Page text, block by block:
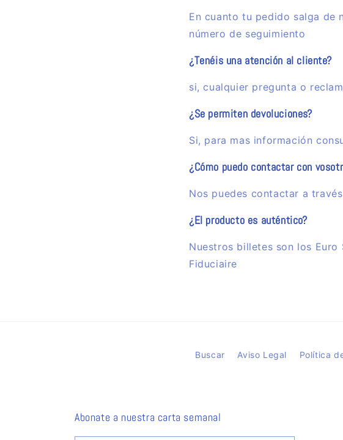
En cuanto tu pedido salga de
número de seguimiento
¿Tenéis una atención al cliente?
si, cualquier pregunta o
¿Se permiten devoluciones?
Si, para mas información
¿Cómo puedo contactar con
Nos puedes contactar a
¿El producto es auténtico?
Nuestros billetes son los
Fiduciaire
Buscar Aviso Legal Política
Abonate a nuestra carta semanal